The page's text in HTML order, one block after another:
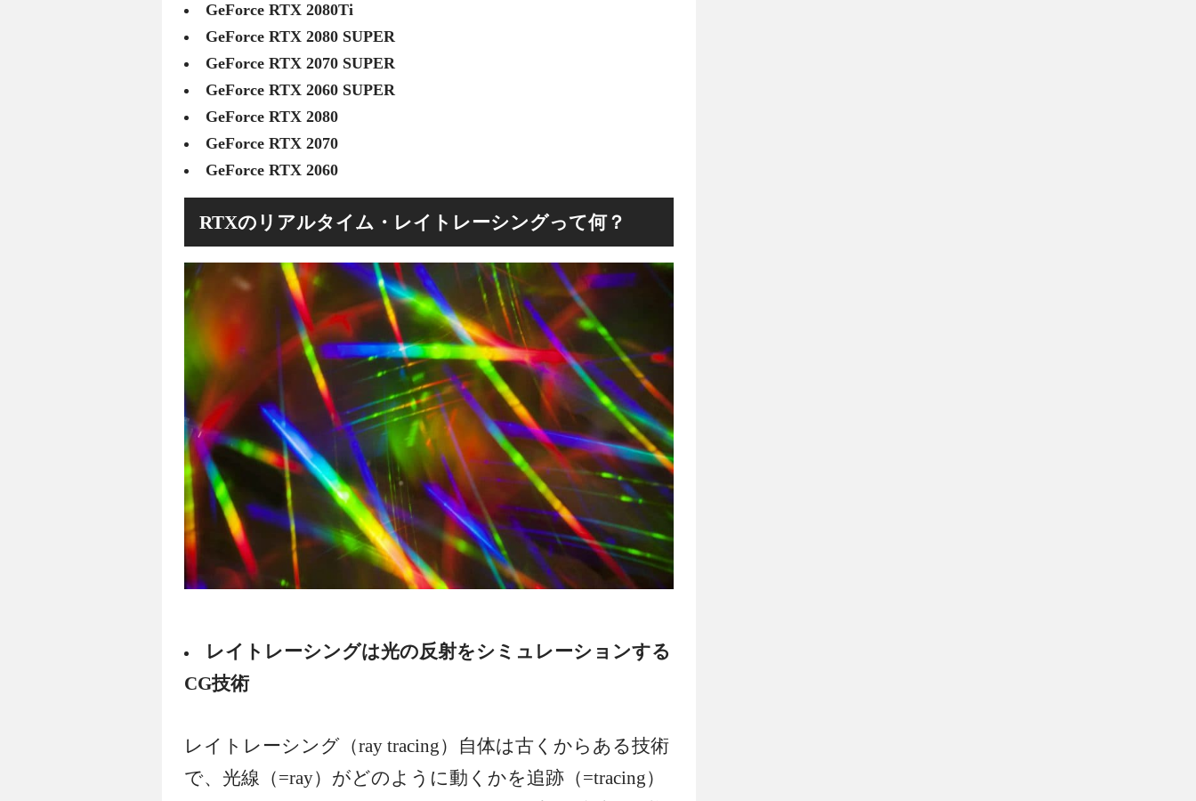
GeForce RTX 2080Ti
GeForce RTX 2080 SUPER
GeForce RTX 2070 SUPER
GeForce RTX 2060 SUPER
GeForce RTX 2080
GeForce RTX 2070
GeForce RTX 2060
RTXのリアルタイム・レイトレーシングって何？
レイトレーシングは光の反射をシミュレーションする
CG技術
レイトレーシング（ray tracing）自体は古くからある技術
で、光線（=ray）がどのように動くかを追跡（=tracing）